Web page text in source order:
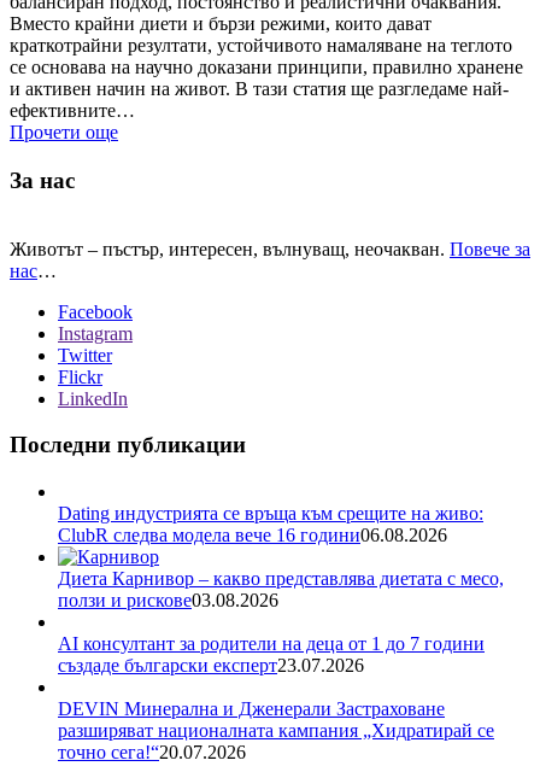
Вместо крайни диети и бързи режими, които дават
краткотрайни резултати, устойчивото намаляване на теглото
се основава на научно доказани принципи, правилно хранене
и активен начин на живот. В тази статия ще разгледаме най-
ефективните…
Прочети още
За нас
Животът – пъстър, интересен, вълнуващ, неочакван. Повече за
нас…
Facebook
Instagram
Twitter
Flickr
LinkedIn
Последни публикации
Dating индустрията се връща към срещите на живо:
ClubR следва модела вече 16 години06.08.2026
Диета Карнивор – какво представлява диетата с месо,
ползи и рискове03.08.2026
AI консултант за родители на деца от 1 до 7 години
създаде български експерт23.07.2026
DEVIN Минерална и Дженерали Застраховане
разширяват националната кампания „Хидратирай се
точно сега!“20.07.2026